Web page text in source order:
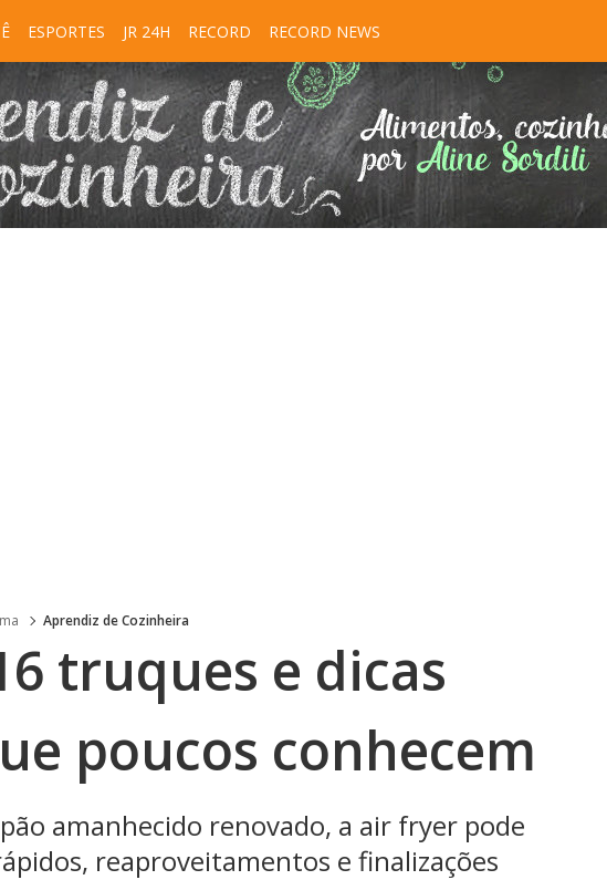
ESPORTES JR 24H RECORD RECORD NEWS
Aprendiz de Cozinheira
truques e dicas
poucos conhecem
amanhecido renovado, a air fryer pode
reaproveitamentos e finalizações